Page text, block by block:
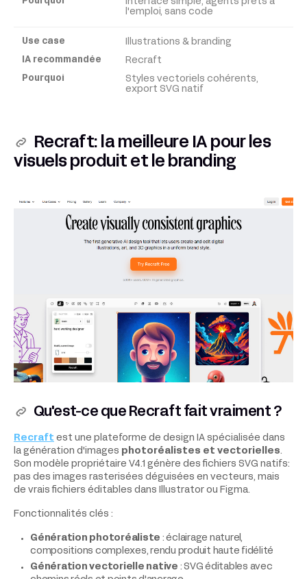
l'emploi, sans code
Illustrations & branding
Recraft
Styles vectoriels cohérents,
export SVG natif
Recraft: la meilleure IA pour les
visuels produit et le branding
Qu'est-ce que Recraft fait vraiment ?
Recraft est une plateforme de design IA spécialisée dans
la génération d'images photoréalistes et vectorielles.
Son modèle propriétaire V4.1 génère des fichiers SVG natifs:
pas des images rasterisées déguisées en vecteurs, mais
de vrais fichiers éditables dans Illustrator ou Figma.
Fonctionnalités clés :
Génération photoréaliste : éclairage naturel,
compositions complexes, rendu produit haute fidélité
Génération vectorielle native : SVG éditables avec